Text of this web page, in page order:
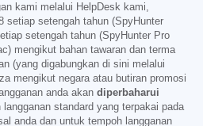
kami melalui HelpDesk kami,
setiap setengah tahun (SpyHunter
setengah tahun (SpyHunter Pro
mengikut bahan tawaran dan terma
(yang digabungkan di sini melalui
mengikut negara atau butiran promosi
anda akan diperbaharui
langganan standard yang terpakai pada
anda dan untuk tempoh langganan